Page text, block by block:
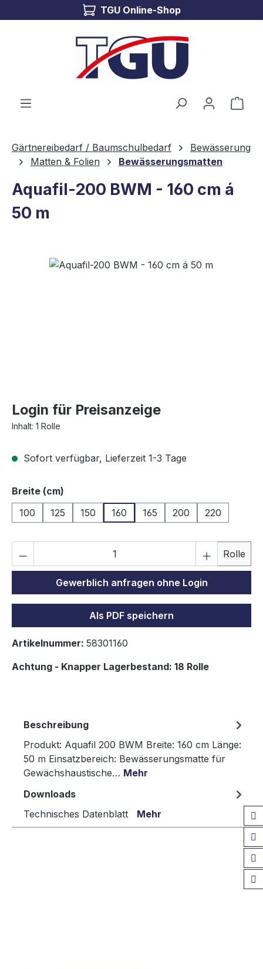
Zum Hauptinhalt springenTGU Online-Shop
Gärtnereibedarf / Baumschulbedarf
Bewässerung
Matten & Folien
Bewässerungsmatten
Aquafil-200 BWM - 160 cm á
50 m
Bildergalerie überspringen
Login für Preisanzeige
Inhalt: 1 Rolle
Sofort verfügbar, Lieferzeit 1-3 Tage
Breite (cm)
100
125 150 160 165 200 220
Rolle
Gewerblich anfragen ohne Login
Als PDF speichern
Artikelnummer: 58301160
Achtung - Knapper Lagerbestand: 18 Rolle
Beschreibung
Produkt: Aquafil 200 BWM Breite: 160 cm Länge:
50 m Einsatzbereich: Bewässerungsmatte für
Gewächshaustische… Mehr
Downloads
Technisches Datenblatt Mehr